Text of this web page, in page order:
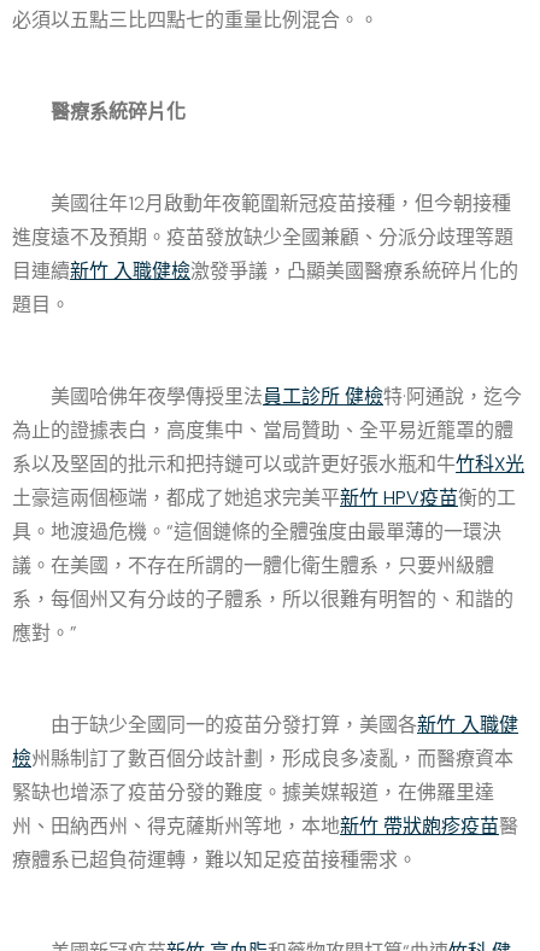
必須以五點三比四點七的重量比例混合。。
醫療系統碎片化
美國往年12月啟動年夜範圍新冠疫苗接種，但今朝接種
進度遠不及預期。疫苗發放缺少全國兼顧、分派分歧理等題
目連續新竹 入職健檢激發爭議，凸顯美國醫療系統碎片化的
題目。
美國哈佛年夜學傳授里法員工診所 健檢特·阿通說，迄今
為止的證據表白，高度集中、當局贊助、全平易近籠罩的體
系以及堅固的批示和把持鏈可以或許更好張水瓶和牛竹科X光
土豪這兩個極端，都成了她追求完美平新竹 HPV疫苗衡的工
具。地渡過危機。“這個鏈條的全體強度由最單薄的一環決
議。在美國，不存在所謂的一體化衛生體系，只要州級體
系，每個州又有分歧的子體系，所以很難有明智的、和諧的
應對。”
由于缺少全國同一的疫苗分發打算，美國各新竹 入職健
檢州縣制訂了數百個分歧計劃，形成良多凌亂，而醫療資本
緊缺也增添了疫苗分發的難度。據美媒報道，在佛羅里達
州、田納西州、得克薩斯州等地，本地新竹 帶狀皰疹疫苗醫
療體系已超負荷運轉，難以知足疫苗接種需求。